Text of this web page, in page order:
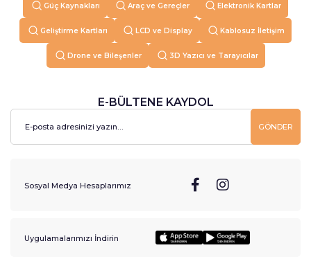
Güç Kaynakları Araç ve Gereçler Elektronik Kartlar
Geliştirme Kartları LCD ve Display Kablosuz İletişim
Drone ve Bileşenler 3D Yazıcı ve Tarayıcılar
E-BÜLTENE KAYDOL
GÖNDER
Sosyal Medya Hesaplarımız
Uygulamalarımızı İndirin